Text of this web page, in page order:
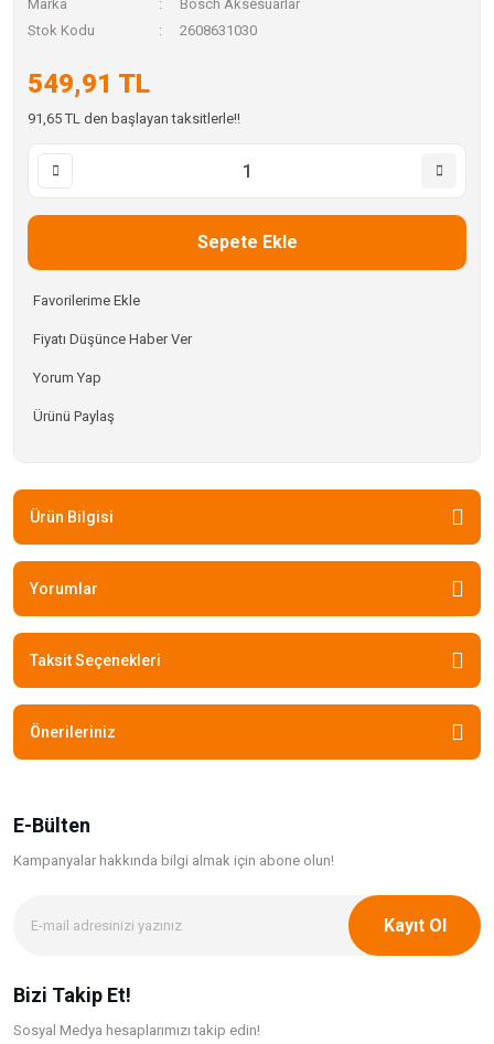
Marka
Bosch Aksesuarlar
Stok Kodu
2608631030
549,91 TL
91,65 TL den başlayan taksitlerle!!
Sepete Ekle
Fiyatı Düşünce Haber Ver
Yorum Yap
Ürünü Paylaş
Ürün Bilgisi
Yorumlar
Taksit Seçenekleri
Önerileriniz
E-Bülten
Kampanyalar hakkında bilgi almak için abone olun!
Kayıt Ol
Bizi Takip Et!
Sosyal Medya hesaplarımızı takip edin!